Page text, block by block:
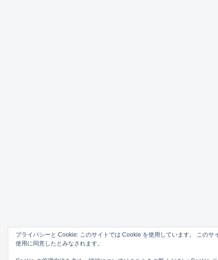
プライバシーと Cookie: このサイトでは Cookie を使用しています。 このサ
使用に同意したとみなされます。